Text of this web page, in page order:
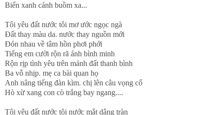
Biển xanh cánh buồm xa...
Tôi yêu đất nước tôi mơ ước ngọc ngà
Đất thay màu da. nước thay nguồn mới
Đón nhau về tâm hồn phơi phới
Tiếng em cười rộn rã ánh bình minh
Rộn rịp tình yêu trên mảnh đất thanh bình
Ba vỗ nhịp. mẹ ca bài quan họ
Anh nâng tiếng đàn kìm. chị lên câu vọng cổ
Hò xừ xang con cò trắng bay ngang....
Tôi yêu đất nước tôi nước mắt dâng tràn